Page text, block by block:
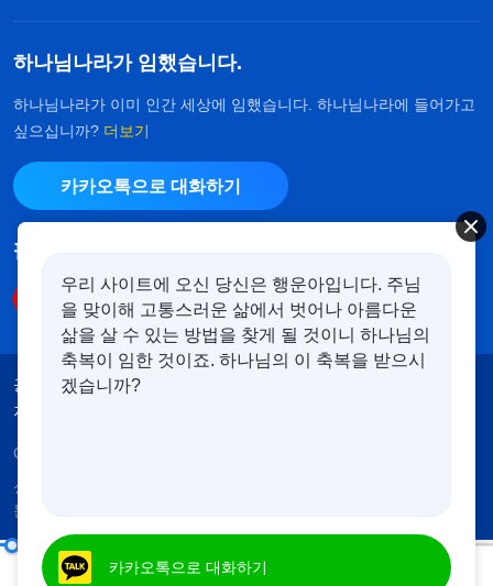
하나님나라가 임했습니다.
하나님나라가 이미 인간 세상에 임했습니다. 하나님나라에 들어가고
싶으십니까? 더보기
카카오톡으로 대화하기
팔로우하기
공지 이용약관
저작권 명시
Copyright © 2026
성경은 개역한글에서 인용하였습니다. 이 사이트에는 부
분적으로 다음체를 사용하였습니다.
우리 사이트에 오신 당신은 행운아입니다. 주님
을 맞이해 고통스러운 삶에서 벗어나 아름다운
삶을 살 수 있는 방법을 찾게 될 것이니 하나님의
축복이 임한 것이죠. 하나님의 이 축복을 받으시
겠습니까?
카카오톡으로 대화하기